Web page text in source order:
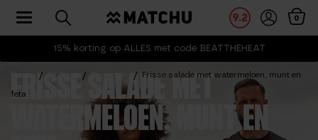
15% korting op ALLES met code BEATTHEHEAT
9.2 0
Toggle navigation
Frisse salade met watermeloen, munt en
feta
FRISSE SALADE MET
WATERMELOEN, MUNT EN